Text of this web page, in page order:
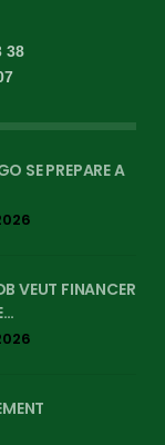
38
SE PREPARE A
VEUT FINANCER